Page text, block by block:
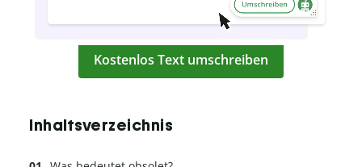
Kostenlos Text umschreiben
Inhaltsverzeichnis